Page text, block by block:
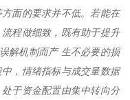
面的要求并不低。若能在
程做细致，既有助于提升
解机制而产 生不必要的损
，情绪指标与成交量数据
于资金配置由集中转向分